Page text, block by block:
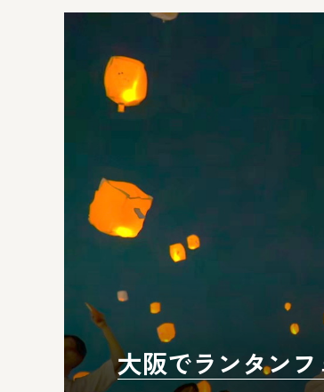
大阪でランタンフ